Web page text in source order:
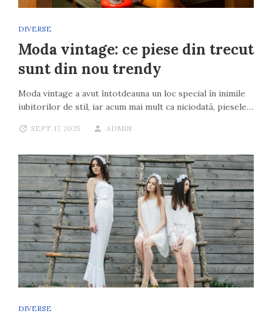
DIVERSE
Moda vintage: ce piese din trecut
sunt din nou trendy
Moda vintage a avut întotdeauna un loc special în inimile
iubitorilor de stil, iar acum mai mult ca niciodată, piesele…
SEPT. 17, 2025 ADMIN
DIVERSE